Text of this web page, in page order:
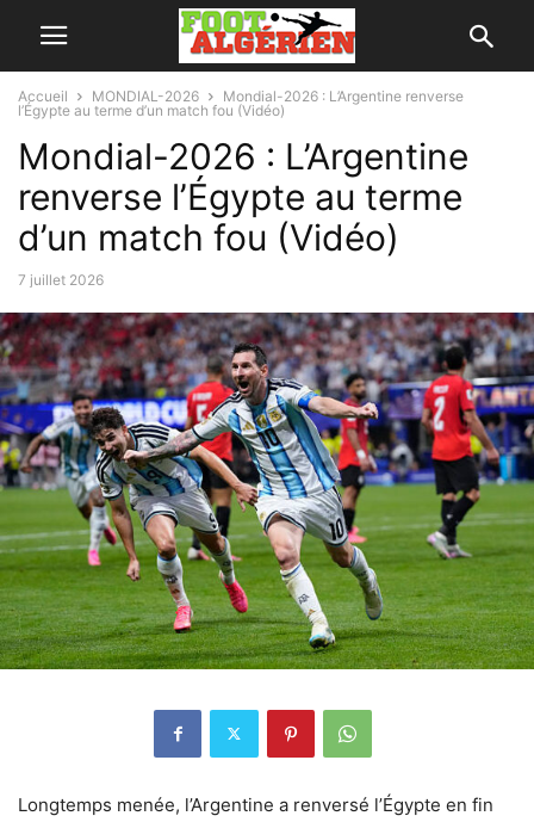
Accueil MONDIAL-2026
Mondial-2026 : L’Argentine renverse
l’Égypte au terme d’un match fou (Vidéo)
Mondial-2026 : L’Argentine
renverse l’Égypte au terme
d’un match fou (Vidéo)
7 juillet 2026
Longtemps menée, l’Argentine a renversé l’Égypte en fin